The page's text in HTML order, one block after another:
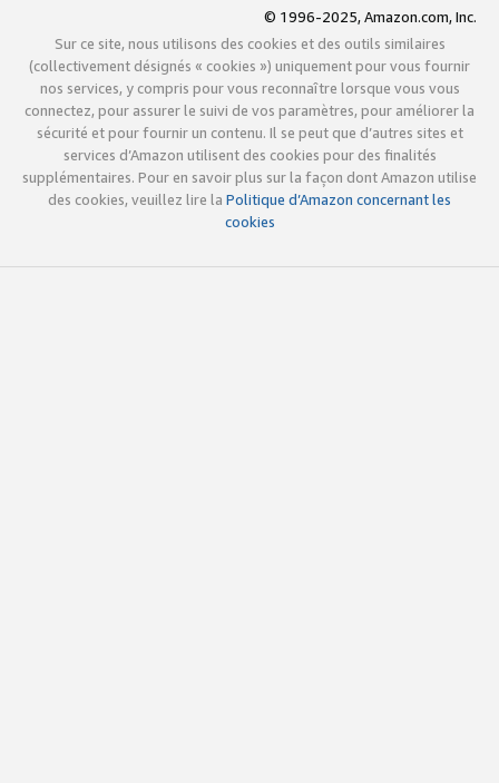
© 1996-2025, Amazon.com, Inc.
Sur ce site, nous utilisons des cookies et des outils similaires
(collectivement désignés « cookies ») uniquement pour vous fournir
nos services, y compris pour vous reconnaître lorsque vous vous
connectez, pour assurer le suivi de vos paramètres, pour améliorer la
sécurité et pour fournir un contenu. Il se peut que d’autres sites et
services d’Amazon utilisent des cookies pour des finalités
supplémentaires. Pour en savoir plus sur la façon dont Amazon utilise
des cookies, veuillez lire la Politique d’Amazon concernant les
cookies